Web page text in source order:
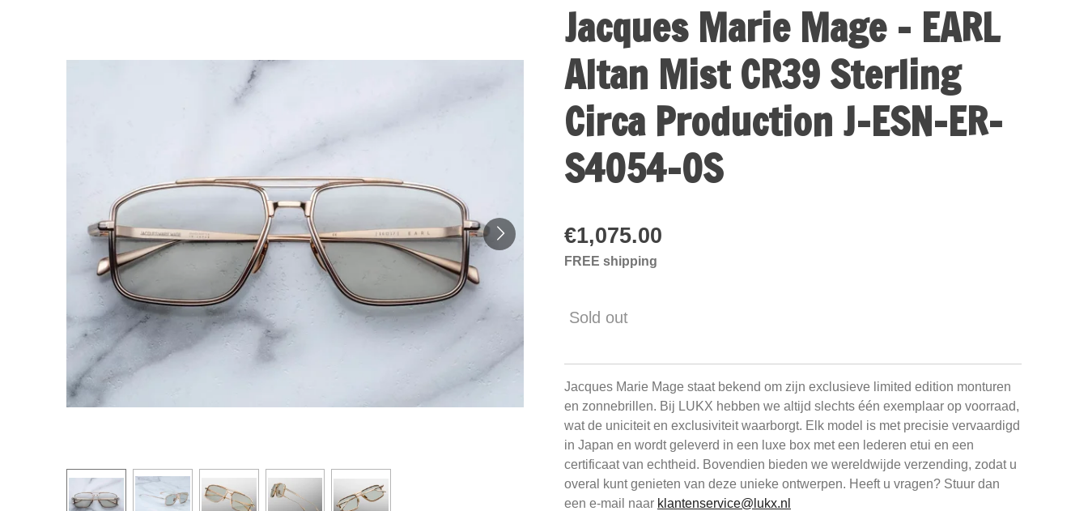
Jacques Marie Mage - EARL
Altan Mist CR39 Sterling
Circa Production J-ESN-ER-
S4054-OS
€1,075.00
FREE shipping
Sold out
Jacques Marie Mage staat bekend om zijn exclusieve limited edition monturen
en zonnebrillen. Bij LUKX hebben we altijd slechts één exemplaar op voorraad,
wat de uniciteit en exclusiviteit waarborgt. Elk model is met precisie vervaardigd
in Japan en wordt geleverd in een luxe box met een lederen etui en een
certificaat van echtheid. Bovendien bieden we wereldwijde verzending, zodat u
overal kunt genieten van deze unieke ontwerpen. Heeft u vragen? Stuur dan
een e-mail naar klantenservice@lukx.nl